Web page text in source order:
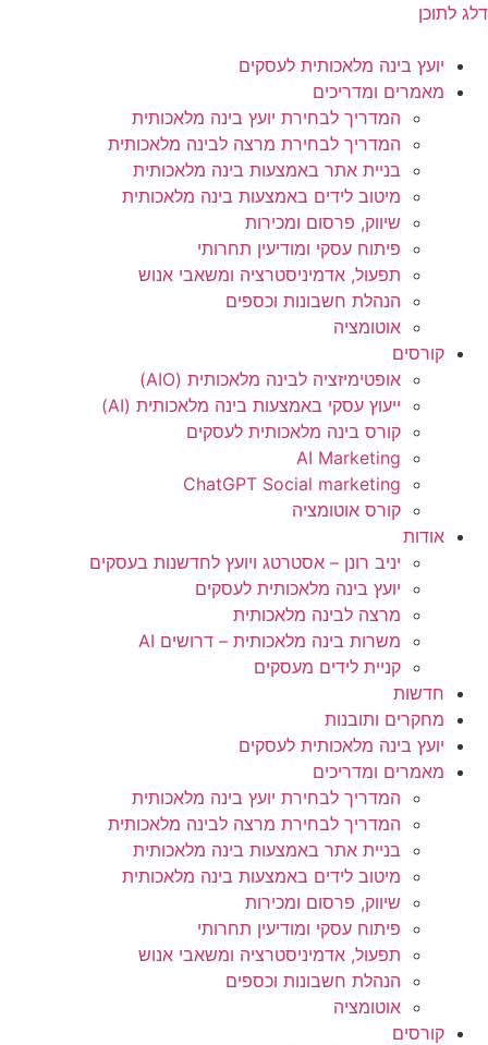
דלג לתוכן
יועץ בינה מלאכותית לעסקים
מאמרים ומדריכים
המדריך לבחירת יועץ בינה מלאכותית
המדריך לבחירת מרצה לבינה מלאכותית
בניית אתר באמצעות בינה מלאכותית
מיטוב לידים באמצעות בינה מלאכותית
שיווק, פרסום ומכירות​
פיתוח עסקי ומודיעין תחרותי​​
תפעול, אדמיניסטרציה ומשאבי אנוש​
הנהלת חשבונות וכספים
אוטומציה
קורסים
אופטימיזציה לבינה מלאכותית (AIO)
ייעוץ עסקי באמצעות בינה מלאכותית (AI)
קורס בינה מלאכותית לעסקים
AI Marketing
ChatGPT Social marketing
קורס אוטומציה
אודות
יניב רונן – אסטרטג ויועץ לחדשנות בעסקים
יועץ בינה מלאכותית לעסקים
מרצה לבינה מלאכותית
משרות בינה מלאכותית – דרושים AI
קניית לידים מעסקים
חדשות
מחקרים ותובנות
יועץ בינה מלאכותית לעסקים
מאמרים ומדריכים
המדריך לבחירת יועץ בינה מלאכותית
המדריך לבחירת מרצה לבינה מלאכותית
בניית אתר באמצעות בינה מלאכותית
מיטוב לידים באמצעות בינה מלאכותית
שיווק, פרסום ומכירות​
פיתוח עסקי ומודיעין תחרותי​​
תפעול, אדמיניסטרציה ומשאבי אנוש​
הנהלת חשבונות וכספים
אוטומציה
קורסים